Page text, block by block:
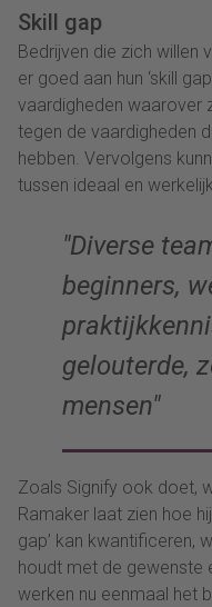
Skill gap
Bedrijven die zich
er goed aan hun ‘skill
vaardigheden waarover
tegen de vaardigheden
hebben. Vervolgens
tussen ideaal en
Diverse
beginners,
gelouterde,
mensen
Zoals Signify ook doet,
Ramaker laat zien hoe
gap’ kan kwantificeren,
houdt met de gewenste
werken nu eenmaal het